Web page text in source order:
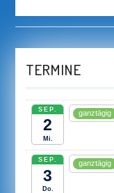
TERMINE
SEP.
2
Mi.
ganztägig
SEP.
3
Do.
ganztägig